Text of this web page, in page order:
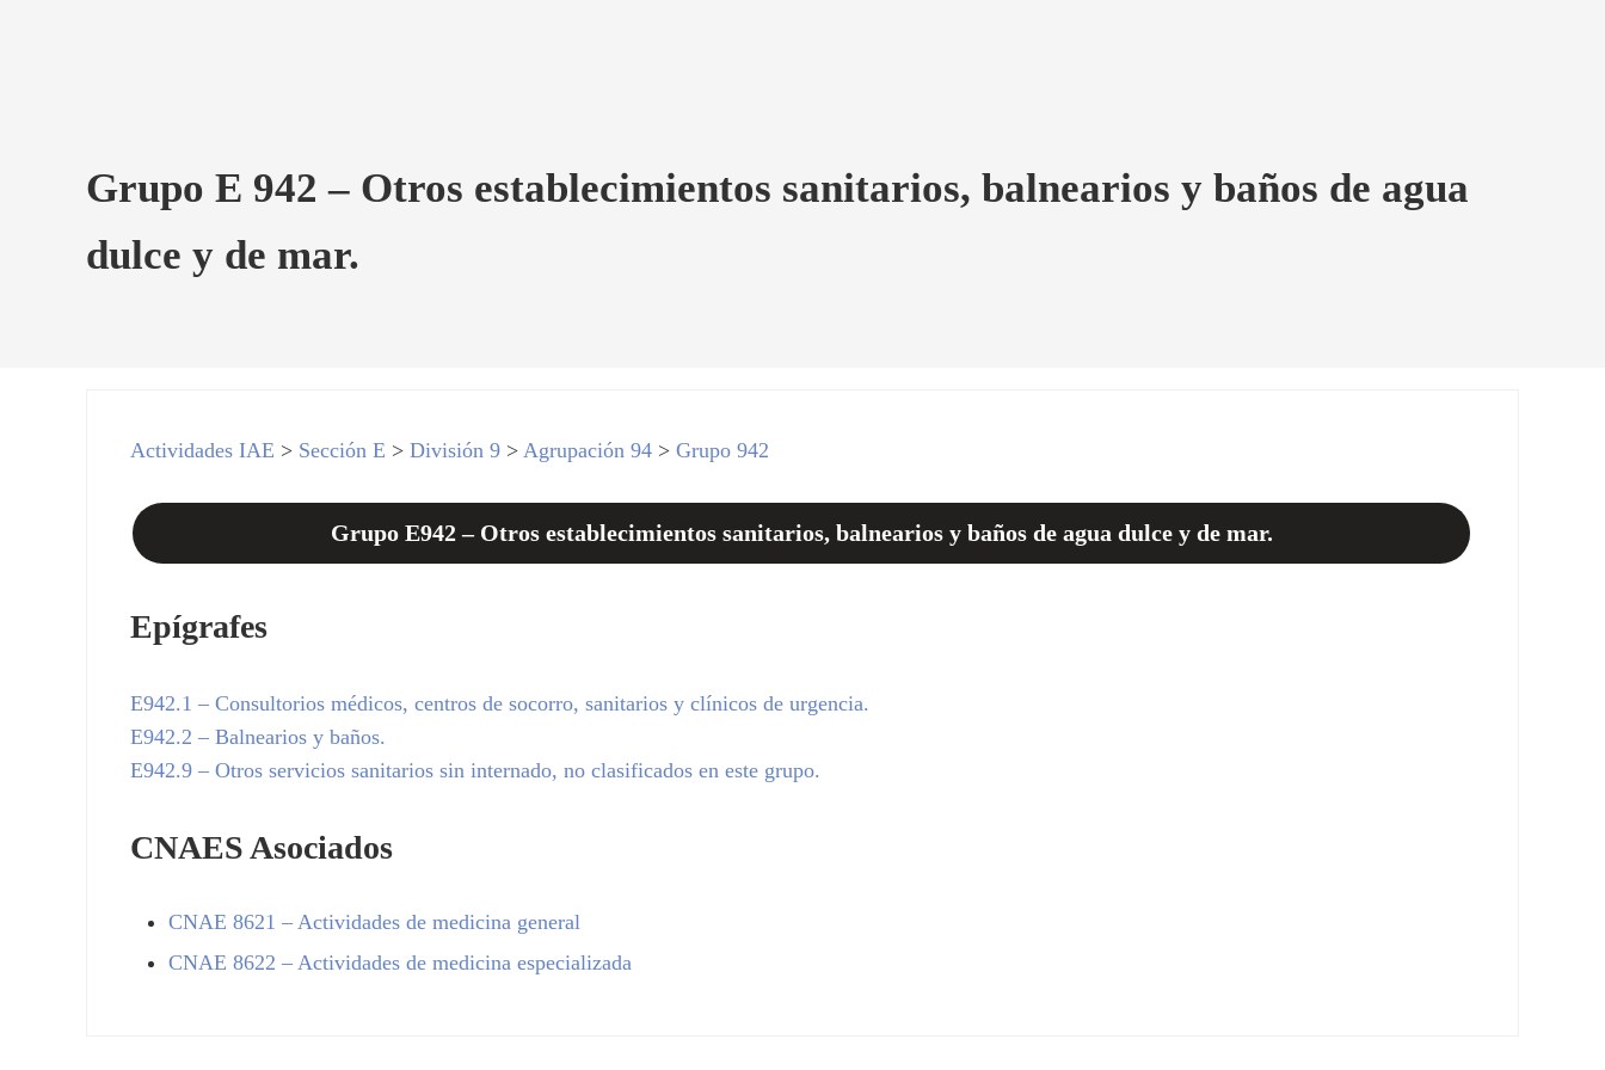
Grupo E 942 – Otros establecimientos sanitarios, balnearios y baños de agua
dulce y de mar.
Actividades IAE > Sección E >División 9 > Agrupación 94 >Grupo 942
Grupo E942 – Otros establecimientos sanitarios, balnearios y baños de agua dulce y de mar.
Epígrafes
E942.1 – Consultorios médicos, centros de socorro, sanitarios y clínicos de urgencia.
E942.2 – Balnearios y baños.
E942.9 – Otros servicios sanitarios sin internado, no clasificados en este grupo.
CNAES Asociados
CNAE 8621 – Actividades de medicina general
CNAE 8622 – Actividades de medicina especializada